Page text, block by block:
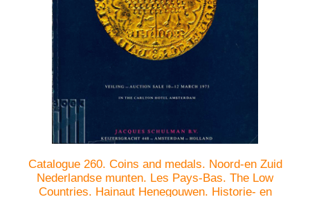
Catalogue 260. Coins and medals. Noord-en Zuid
Nederlandse munten. Les Pays-Bas. The Low
Countries. Hainaut Henegouwen. Historie- en